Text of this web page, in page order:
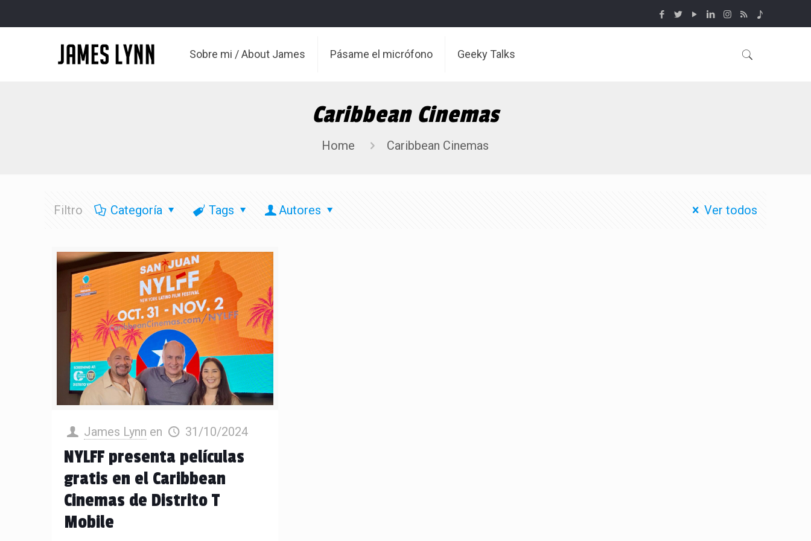
Sobre mi / About James Pásame el micrófono Geeky Talks
Caribbean Cinemas
Home Caribbean Cinemas
Filtro Categoría Tags Autores Ver todos
James Lynn en 31/10/2024
NYLFF presenta películas
gratis en el Caribbean
Cinemas de Distrito T
Mobile